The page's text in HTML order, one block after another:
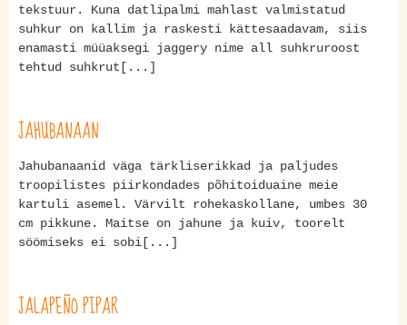
tekstuur. Kuna datlipalmi mahlast valmistatud
suhkur on kallim ja raskesti kättesaadavam, siis
enamasti müüaksegi jaggery nime all suhkruroost
tehtud suhkrut[...]
JAHUBANAAN
Jahubanaanid väga tärkliserikkad ja paljudes
troopilistes piirkondades põhitoiduaine meie
kartuli asemel. Värvilt rohekaskollane, umbes 30
cm pikkune. Maitse on jahune ja kuiv, toorelt
söömiseks ei sobi[...]
JALAPEÑO PIPAR